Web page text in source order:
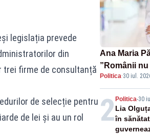
legislația prevede
din
trei firme de consultanță
de selecție pentru
de lei și au un rol
Ana Maria
”Românii
premier
Politica·30 iul.
2 Politica-30
Lia
în